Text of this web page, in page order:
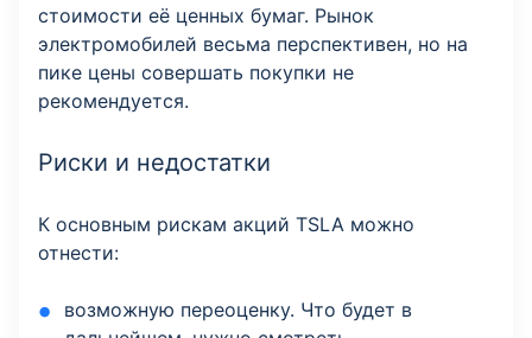
стоимости её ценных бумаг. Рынок
электромобилей весьма перспективен, но на
пике цены совершать покупки не
рекомендуется.
Риски и недостатки
К основным рискам акций TSLA можно
отнести:
возможную переоценку. Что будет в